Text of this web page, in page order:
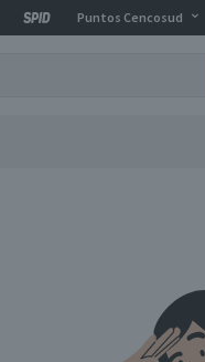
Puntos Cencosud